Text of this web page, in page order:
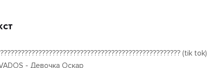
(tik tok)
- Девочка Оскар